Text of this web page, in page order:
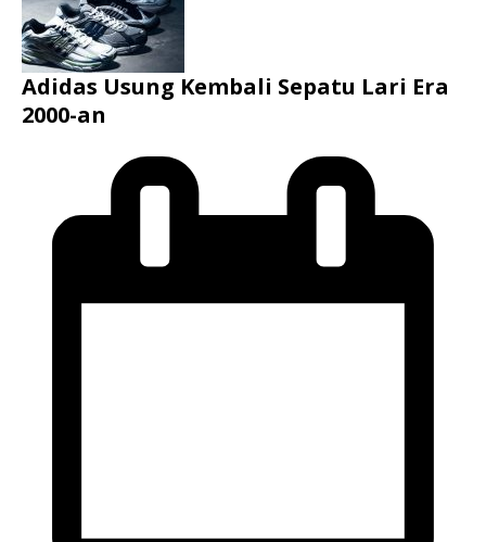
Adidas Usung Kembali Sepatu Lari Era
2000-an